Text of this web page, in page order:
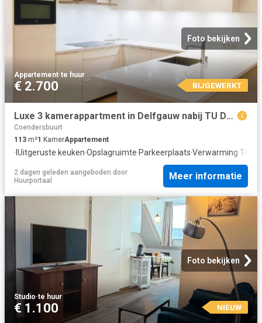
Foto bekijken
Appartement·te huur
€ 2.700 BIJGEWERKT
Luxe 3 kamerappartment in Delfgauw nabij TU Delft
Coendersbuurt
113 m²1 KamerAppartement
· IUitgeruste keuken·Opslagruimte·Parkeerplaats·Verwarming·
2 dagen geleden aangeboden door
Huurportaal
Meer informatie
Foto bekijken
Studio·te huur
€ 1.100 NIEUW